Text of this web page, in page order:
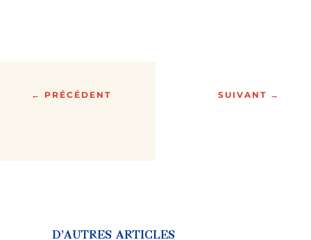
← PRÉCÉDENT SUIVANT →
D’AUTRES ARTICLES